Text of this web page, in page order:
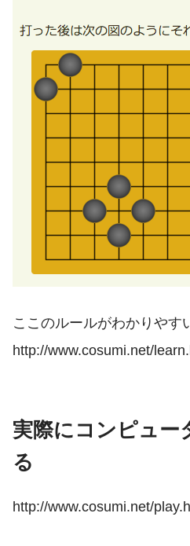
ここのルールがわかりや
http://www.cosumi.net/
実際にコンピュー
る
http://www.cosumi.net/